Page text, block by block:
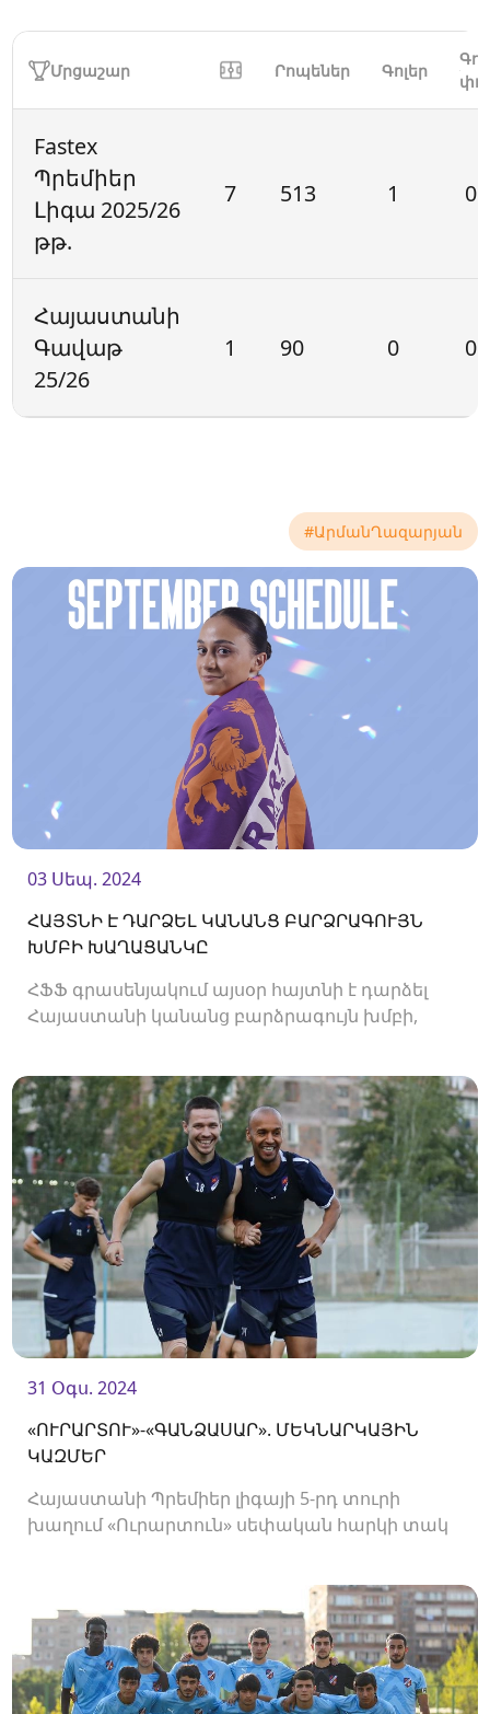
Մրցաշար Րոպեներ Գոլեր
Fastex
Պրեմիեր
Լիգա 2025/26
թթ.
7 513 1 0
Հայաստանի
Գավաթ
25/26
1 90 0 0
#ԱրմանՂազարյան
03 Սեպ. 2024
ՀԱՅՏՆԻ Է ԴԱՐՁԵԼ ԿԱՆԱՆՑ ԲԱՐՁՐԱԳՈՒՅՆ
ԽՄԲԻ ԽԱՂԱՑԱՆԿԸ
ՀՖՖ գրասենյակում այսօր հայտնի է դարձել
Հայաստանի կանանց բարձրագույն խմբի,
31 Օգս. 2024
«ՈՒՐԱՐՏՈՒ»-«ԳԱՆՁԱՍԱՐ». ՄԵԿՆԱՐԿԱՅԻՆ
ԿԱԶՄԵՐ
Հայաստանի Պրեմիեր լիգայի 5-րդ տուրի
խաղում «Ուրարտուն» սեփական հարկի տակ
կմեկնարկի 19։00-ին։